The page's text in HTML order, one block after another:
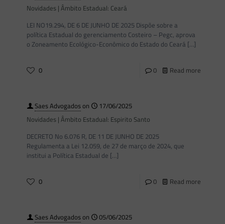
Novidades | Âmbito Estadual: Ceará
LEI NO19.294, DE 6 DE JUNHO DE 2025 Dispõe sobre a
política Estadual do gerenciamento Costeiro – Pegc, aprova
o Zoneamento Ecológico-Econômico do Estado do Ceará […]
0 0 Read more
Saes Advogadoson
17/06/2025
Novidades | Âmbito Estadual: Espirito Santo
DECRETO No 6.076 R, DE 11 DE JUNHO DE 2025
Regulamenta a Lei 12.059, de 27 de março de 2024, que
institui a Política Estadual de […]
0 0 Read more
Saes Advogadoson
05/06/2025